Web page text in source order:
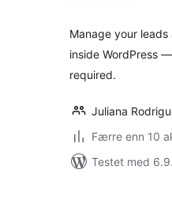
Manage your
inside WordPress
required.
Juliana
Færre enn 10
Testet med